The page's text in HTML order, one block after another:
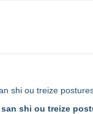
shi ou treize